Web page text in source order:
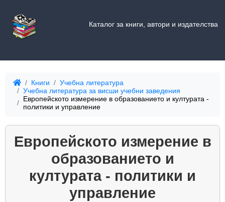
Каталог за книги, автори и издателства
Книги
Учебна литература
Учебна литература за висши учебни заведения
Европейското измерение в образованието и културата -
политики и управление
Европейското измерение в
образованието и
културата - политики и
управление